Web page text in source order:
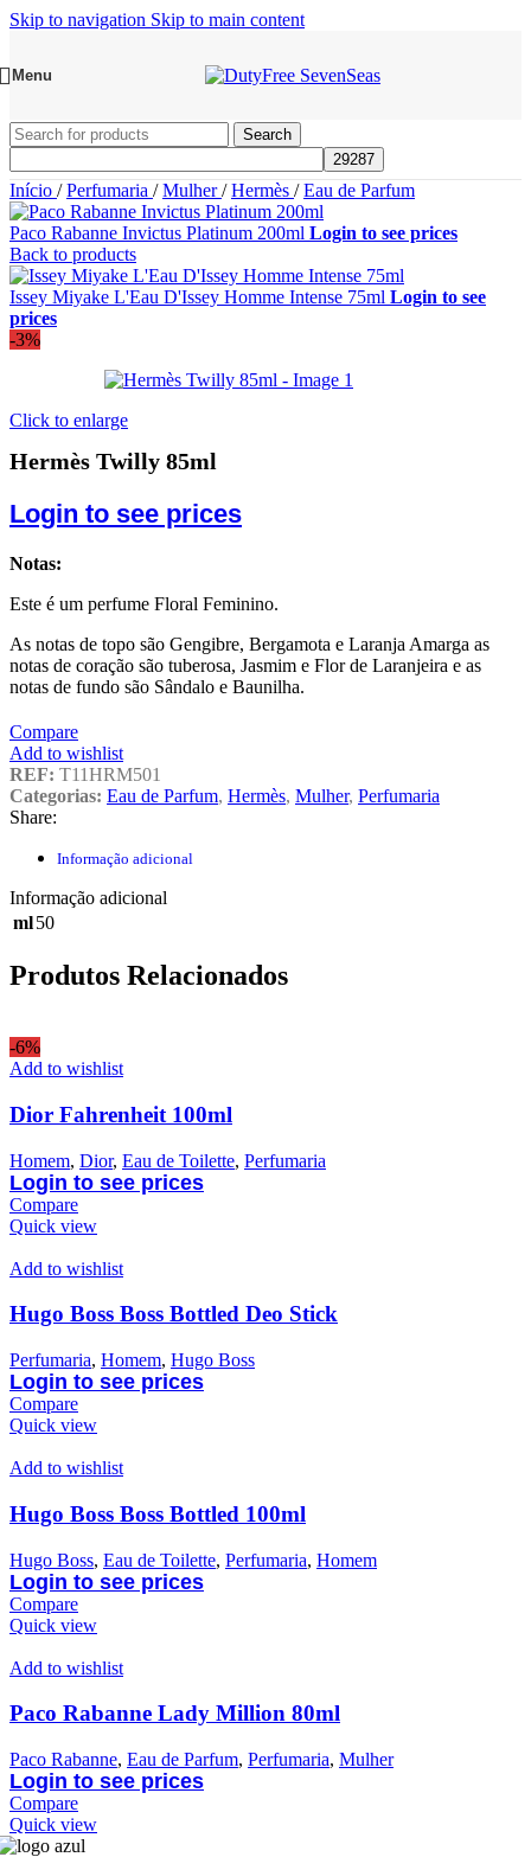
Skip to navigation Skip to main content
Menu
Search
Início / Perfumaria / Mulher/ Hermès / Eau de Parfum
Paco Rabanne Invictus Platinum 200ml Login to see prices
Back to products
Issey Miyake L'Eau D'Issey Homme Intense 75ml Login to see
prices
-3%
Click to enlarge
Hermès Twilly 85ml
Login to see prices
Notas:
Este é um perfume Floral Feminino.
As notas de topo são Gengibre, Bergamota e Laranja Amarga as
notas de coração são tuberosa, Jasmim e Flor de Laranjeira e as
notas de fundo são Sândalo e Baunilha.
Compare
Add to wishlist
REF: T11HRM501
Categorias: Eau de Parfum, Hermès, Mulher, Perfumaria
Share:
Informação adicional
Informação adicional
ml50
Produtos Relacionados
-6%
Add to wishlist
Dior Fahrenheit 100ml
Homem, Dior, Eau de Toilette, Perfumaria
Login to see prices
Compare
Quick view
Add to wishlist
Hugo Boss Boss Bottled Deo Stick
Perfumaria, Homem, Hugo Boss
Login to see prices
Compare
Quick view
Add to wishlist
Hugo Boss Boss Bottled 100ml
Hugo Boss, Eau de Toilette, Perfumaria, Homem
Login to see prices
Compare
Quick view
Add to wishlist
Paco Rabanne Lady Million 80ml
Paco Rabanne, Eau de Parfum, Perfumaria, Mulher
Login to see prices
Compare
Quick view